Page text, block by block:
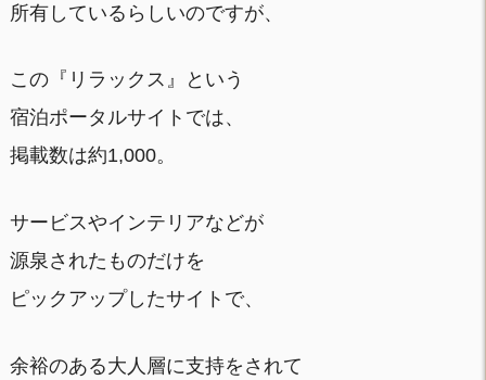
所有しているらしいのですが、
この『リラックス』という
宿泊ポータルサイトでは、
掲載数は約1,000。
サービスやインテリアなどが
源泉されたものだけを
ピックアップしたサイトで、
余裕のある大人層に支持をされて